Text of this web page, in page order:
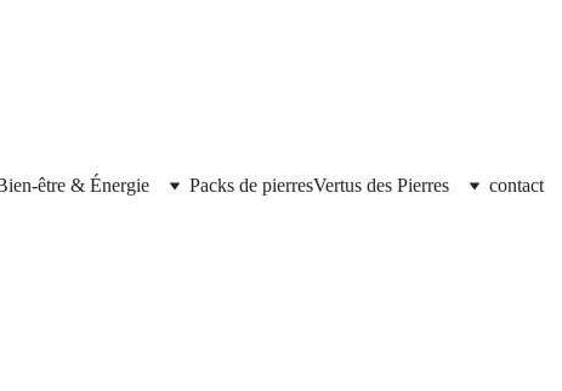
être & Énergie Packs de pierresVertus des Pierres contact